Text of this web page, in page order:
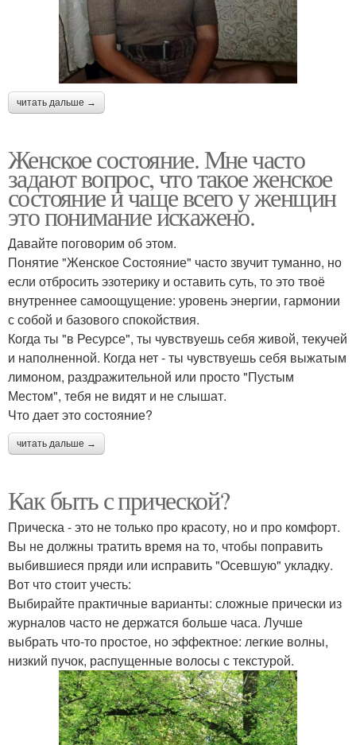
читать дальше →
Женское состояние. Мне часто
задают вопрос, что такое женское
состояние и чаще всего у женщин
это понимание искажено.
Давайте поговорим об этом.
Понятие "Женское Состояние" часто звучит туманно, но
если отбросить эзотерику и оставить суть, то это твоё
внутреннее самоощущение: уровень энергии, гармонии
с собой и базового спокойствия.
Когда ты "в Ресурсе", ты чувствуешь себя живой, текучей
и наполненной. Когда нет - ты чувствуешь себя выжатым
лимоном, раздражительной или просто "Пустым
Местом", тебя не видят и не слышат.
Что дает это состояние?
читать дальше →
Как быть с прической?
Прическа - это не только про красоту, но и про комфорт.
Вы не должны тратить время на то, чтобы поправить
выбившиеся пряди или исправить "Осевшую" укладку.
Вот что стоит учесть:
Выбирайте практичные варианты: сложные прически из
журналов часто не держатся больше часа. Лучше
выбрать что-то простое, но эффектное: легкие волны,
низкий пучок, распущенные волосы с текстурой.